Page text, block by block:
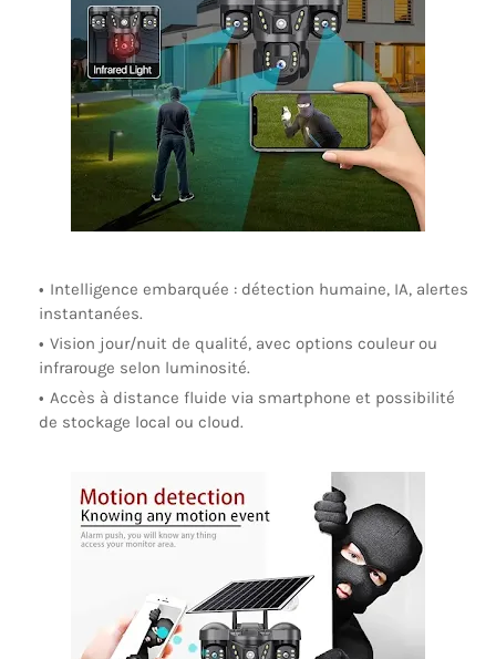
Intelligence embarquée : détection humaine, IA, alertes
instantanées.
Vision jour/nuit de qualité, avec options couleur ou
infrarouge selon luminosité.
Accès à distance fluide via smartphone et possibilité
de stockage local ou cloud.